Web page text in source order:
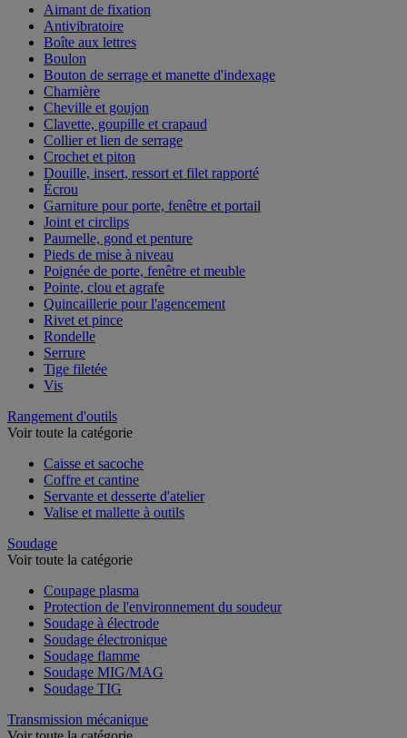
Aimant de fixation
Antivibratoire
Boîte aux lettres
Boulon
Bouton de serrage et manette d'indexage
Charnière
Cheville et goujon
Clavette, goupille et crapaud
Collier et lien de serrage
Crochet et piton
Douille, insert, ressort et filet rapporté
Écrou
Garniture pour porte, fenêtre et portail
Joint et circlips
Paumelle, gond et penture
Pieds de mise à niveau
Poignée de porte, fenêtre et meuble
Pointe, clou et agrafe
Quincaillerie pour l'agencement
Rivet et pince
Rondelle
Serrure
Tige filetée
Vis
Rangement d'outils
Voir toute la catégorie
Caisse et sacoche
Coffre et cantine
Servante et desserte d'atelier
Valise et mallette à outils
Soudage
Voir toute la catégorie
Coupage plasma
Protection de l'environnement du soudeur
Soudage à électrode
Soudage électronique
Soudage flamme
Soudage MIG/MAG
Soudage TIG
Transmission mécanique